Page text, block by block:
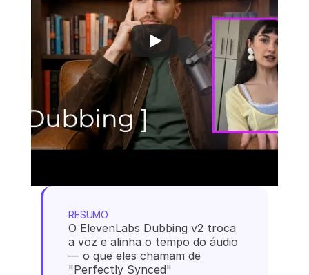
RESUMO
O ElevenLabs Dubbing v2 troca
a voz e alinha o tempo do áudio
— o que eles chamam de
"Perfectly Synced"